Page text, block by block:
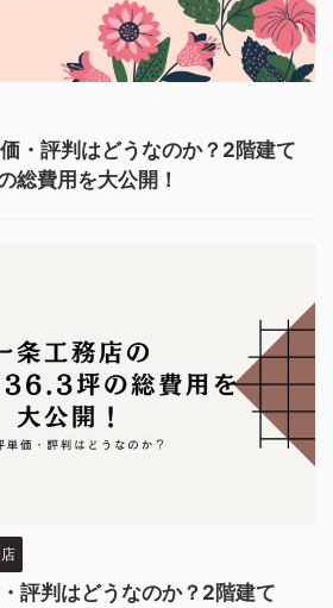
・評判はどうなのか？2階建て
総費用を大公開！
評判はどうなのか？2階建て